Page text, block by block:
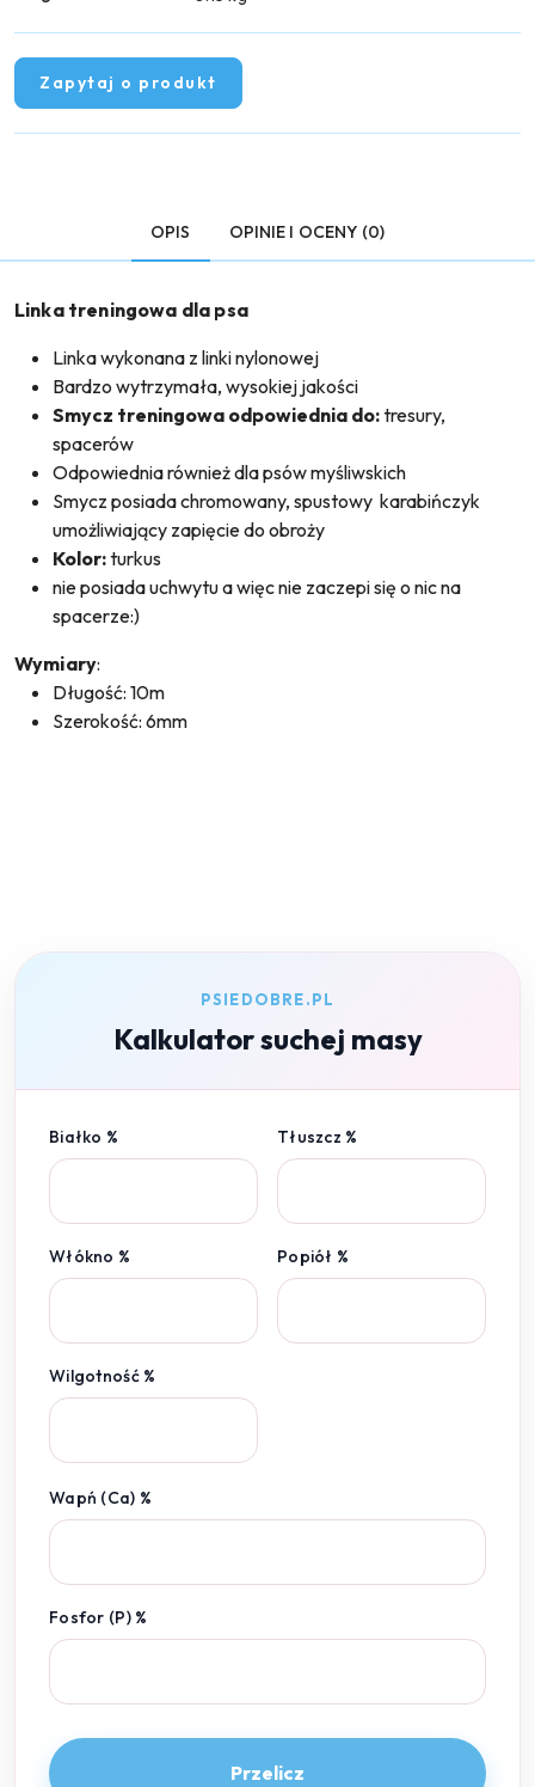
Zapytaj o produkt
OPIS OPINIE I OCENY (0)
Linka treningowa dla psa
Linka wykonana z linki nylonowej
Bardzo wytrzymała, wysokiej jakości
Smycz treningowa odpowiednia do:tresury,
spacerów
Odpowiednia również dla psów myśliwskich
Smycz posiada chromowany, spustowy karabińczyk
umożliwiający zapięcie do obroży
Kolor:turkus
nie posiada uchwytu a więc nie zaczepi się o nic na
spacerze:)
Wymiary:
Długość: 10m
Szerokość: 6mm
PSIEDOBRE.PL
Kalkulator suchej masy
Białko % Tłuszcz %
Włókno % Popiół %
Wilgotność %
Wapń (Ca) %
Fosfor (P) %
Przelicz